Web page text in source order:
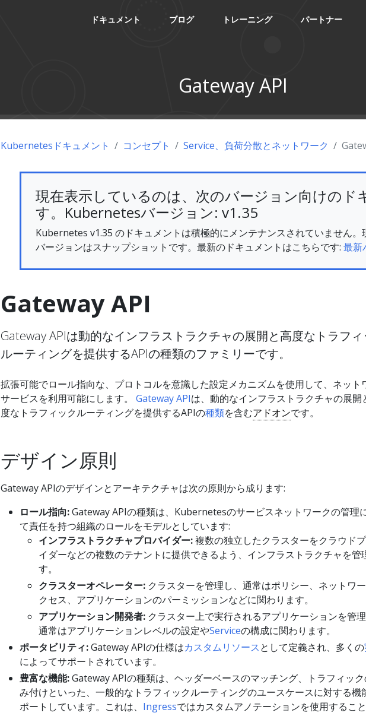
ドキュメント ブログ トレーニング パートナー
Gateway API
Kubernetesドキュメント コンセプト Service、負荷分散とネットワーク
現在表示しているのは、次のバージョン向けのド
す。Kubernetesバージョン: v1.35
Kubernetes v1.35 のドキュメントは積極的にメンテナンスされていません。
バージョンはスナップショットです。最新のドキュメントはこちらです: 最新
Gateway API
Gateway APIは動的なインフラストラクチャの展開と高度なトラフィ
ルーティングを提供するAPIの種類のファミリーです。
拡張可能でロール指向な、プロトコルを意識した設定メカニズムを使用して、ネット
サービスを利用可能にします。 Gateway APIは、動的なインフラストラクチャの展開
度なトラフィックルーティングを提供するAPIの種類を含むアドオンです。
デザイン原則
Gateway APIのデザインとアーキテクチャは次の原則から成ります:
ロール指向:Gateway APIの種類は、Kubernetesのサービスネットワークの管理
て責任を持つ組織のロールをモデルとしています:
インフラストラクチャプロバイダー:複数の独立したクラスターをクラウド
イダーなどの複数のテナントに提供できるよう、インフラストラクチャを管
す。
クラスターオペレーター: クラスターを管理し、通常はポリシー、ネットワ
クセス、アプリケーションのパーミッションなどに関わります。
アプリケーション開発者: クラスター上で実行されるアプリケーションを管理
通常はアプリケーションレベルの設定やServiceの構成に関わります。
ポータビリティ:Gateway APIの仕様はカスタムリソースとして定義され、多くの
によってサポートされています。
豊富な機能:Gateway APIの種類は、ヘッダーベースのマッチング、トラフィッ
み付けといった、一般的なトラフィックルーティングのユースケースに対する機
ポートしています。これは、 Ingressではカスタムアノテーションを使用するこ